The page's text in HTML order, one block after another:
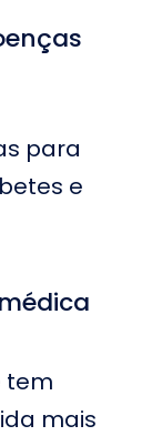
para
e
tem
mais